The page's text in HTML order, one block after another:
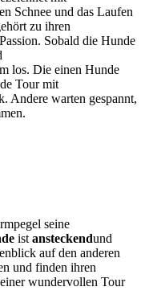
Schnee und das Laufen
zu ihren
Sobald die Hunde
los. Die einen Hunde
Tour mit
Andere warten gespannt,
seine
ist ansteckendund
auf den anderen
und finden ihren
wundervollen Tour